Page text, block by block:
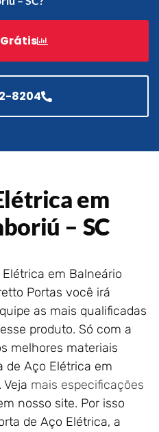
Portão de Garagem de
Enrolar em São Pedro da
Aldeia – RJ
Portão de Garagem de
Enrolar em São João de
Enrolar em Rio das Ostras –
RJ
Portão de Garagem de
Enrolar em Petrópolis – RJ
Portão de Garagem de
Enrolar em Paraty – RJ
Portão de Garagem de
Enrolar em Nova Iguaçu – RJ
Portão de Garagem de
Enrolar em Nova Friburgo –
RJ
8204
em
– SC
em Balneário
Portas você irá
as mais qualificadas
produto. Só com a
melhores materiais
de Aço Elétrica em
mais especificações
nosso site. Por isso
de Aço Elétrica, a